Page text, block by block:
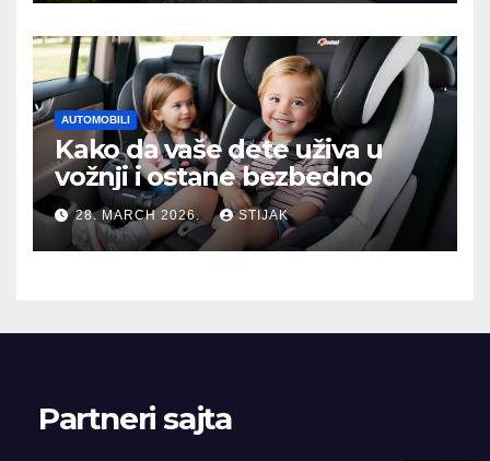
AUTOMOBILI
Kako da vaše dete uživa u
vožnji i ostane bezbedno
28. MARCH 2026. STIJAK
Partneri sajta